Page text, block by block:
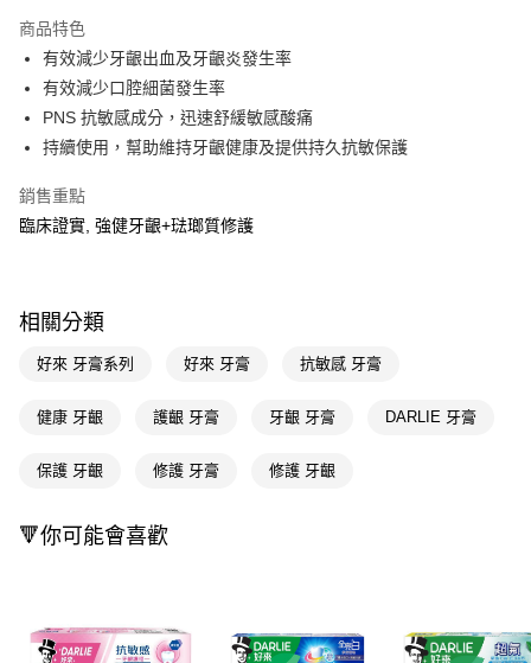
街口支付
悠遊付
Google Pay
相關說明
【關於「AFTEE先享後付」】
２．便利：只要手機號碼，簡訊認證，即可結帳。
３．安心：先確認商品／服務後，再付款。
【「AFTEE先享後付」結帳流程】
結帳頁面，進行簡訊認證並確認金額後，即可完成結帳。
３．收到繳費通知簡訊後14天內，點擊此簡訊中的連結，可透過四大超商／
ATM／網路銀行／等多元方式進行付款，方視為交易完成。
購買商品的店家。未經商家同意取消之訂單仍視為有效，需透過AFTEE先享
後付繳納相關費用。
【注意事項】
每筆NT$65，滿NT$390(含以上)免運費
付款後全家取貨
每筆NT$65，滿NT$490(含以上)免運費
7-11取貨付款
商品特色
有效減少牙齦出血及牙齦炎發生率
有效減少口腔細菌發生率
PNS 抗敏感成分，迅速舒緩敏感酸痛
持續使用，幫助維持牙齦健康及提供持久抗敏保護
銷售重點
臨床證實, 強健牙齦+琺瑯質修護
相關分類
好來 牙膏系列 好來 牙膏 抗敏感 牙膏
健康 牙齦 護齦 牙膏 牙齦 牙膏 DARLIE 牙膏
保護 牙齦 修護 牙膏 修護 牙齦
🔻你可能會喜歡